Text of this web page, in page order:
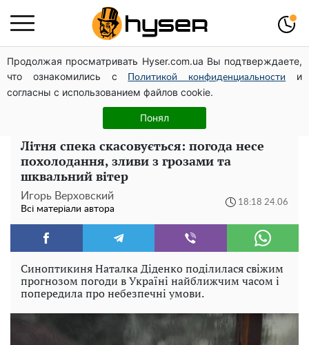
Продолжая просматривать Hyser.com.ua Вы подтверждаете,
что ознакомились с
Политикой конфиденциальности
и
согласны с использованием файлов cookie.
Понял
Гола Олена Тополя у цікавих позах змусила відвисати
щелепи: злив відео – було лише початком
Повністю гола Анна Трінчер блиснула "принадами":
таких розмірів ви ще не бачили
Літня спека скасовується: погода несе
похолодання, зливи з грозами та
шквальний вітер
Игорь Верховский
Всі матеріали автора
18:18 24.06
Синоптикиня Наталка Діденко поділилася свіжим
прогнозом погоди в Україні найближчим часом і
попередила про небезпечні умови.